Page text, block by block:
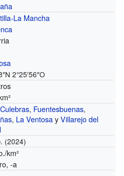
La Mancha
2°25′56″O
Culebras, Fuentesbuenas,
, La VentosayVillarejo del
(2024)
km²
-a